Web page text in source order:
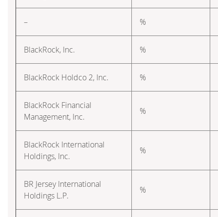
– %
BlackRock, Inc. %
BlackRock Holdco 2, Inc. %
BlackRock Financial
Management, Inc.
%
BlackRock International
Holdings, Inc.
%
BR Jersey International
Holdings L.P.
%